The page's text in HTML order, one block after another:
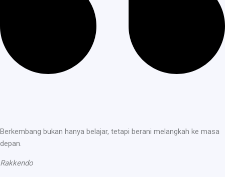
Berkembang bukan hanya belajar, tetapi berani melangkah ke masa
depan.
Rakkendo